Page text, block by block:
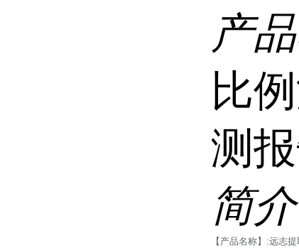
产
比
测
简介
【产品名称】:远志